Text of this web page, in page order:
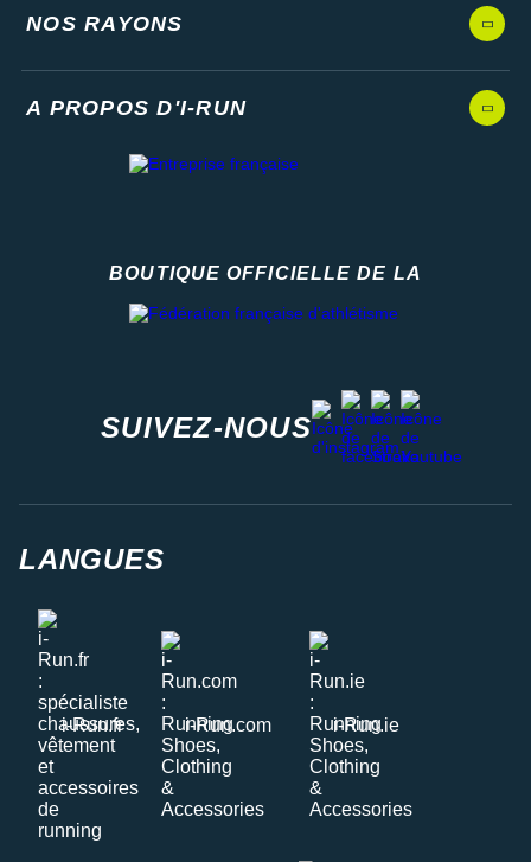
NOS RAYONS
A PROPOS D'I-RUN
BOUTIQUE OFFICIELLE DE LA
SUIVEZ-NOUS
instagram
facebook
stravayoutube
LANGUES
i-Run.fr i-Run.com i-Run.ie